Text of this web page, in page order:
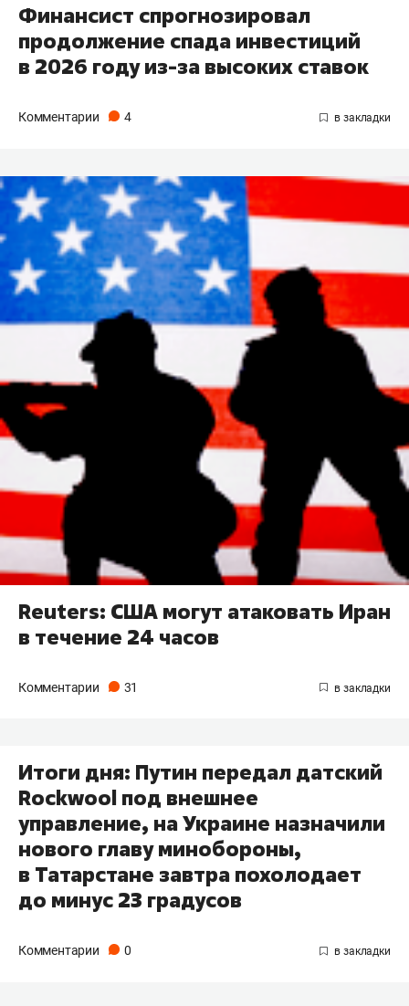
Финансист спрогнозировал
продолжение спада инвестиций
в 2026 году из-за высоких ставок
Комментарии 4
Reuters: США могут атаковать Иран
в течение 24 часов
Комментарии 31
Итоги дня: Путин передал датский
Rockwool под внешнее
управление, на Украине назначили
нового главу минобороны,
в Татарстане завтра похолодает
до минус 23 градусов
Комментарии 0